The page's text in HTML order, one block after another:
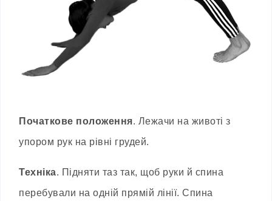
Початкове положення. Лежачи на животі з
упором рук на рівні грудей.
Техніка. Підняти таз так, щоб руки й спина
перебували на одній прямій лінії. Спина